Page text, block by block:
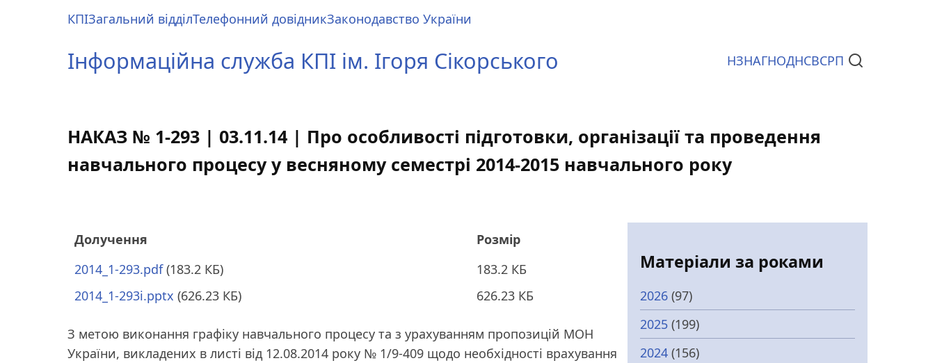
menu
КПІЗагальний відділТелефонний довідникЗаконодавство України
Інформаційна служба КПІ ім. Ігоря Сікорського Документи
НЗНАГНОДНСВСРП
НАКАЗ № 1-293 | 03.11.14 | Про особливості підготовки, організації та проведення
навчального процесу у весняному семестрі 2014-2015 навчального року
Долучення
Розмір
2014_1-293.pdf (183.2 КБ)
183.2 КБ
2014_1-293i.pptx (626.23 КБ) 626.23 КБ
З метою виконання графіку навчального процесу та з урахуванням пропозицій МОН
України, викладених в листі від 12.08.2014 року № 1/9-409 щодо необхідності врахування
Матеріали за роками
2026 (97)
2025 (199)
2024 (156)